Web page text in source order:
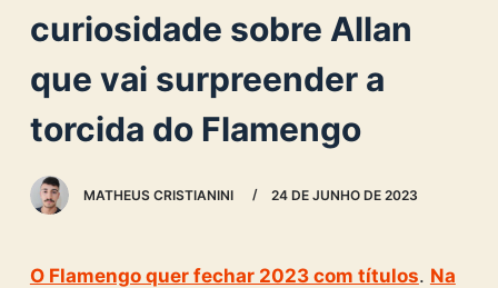
o
n
e
curiosidade sobre Allan
que vai surpreender a
torcida do Flamengo
MATHEUS CRISTIANINI 24 DE JUNHO DE 2023
O Flamengo quer fechar 2023 com títulos. Na